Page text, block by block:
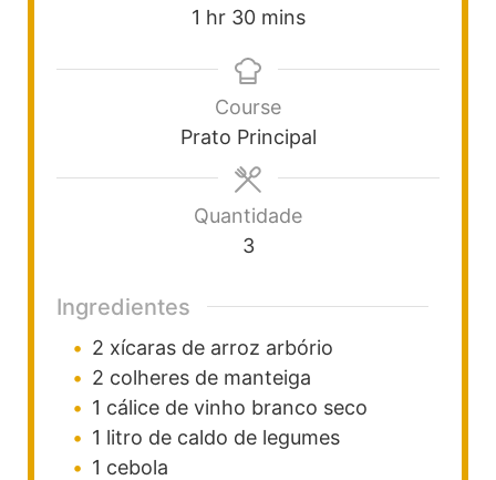
1 hr 30 mins
Course
Prato Principal
Quantidade
3
Ingredientes
2 xícaras de arroz arbório
2 colheres de manteiga
1 cálice de vinho branco seco
1 litro de caldo de legumes
1 cebola